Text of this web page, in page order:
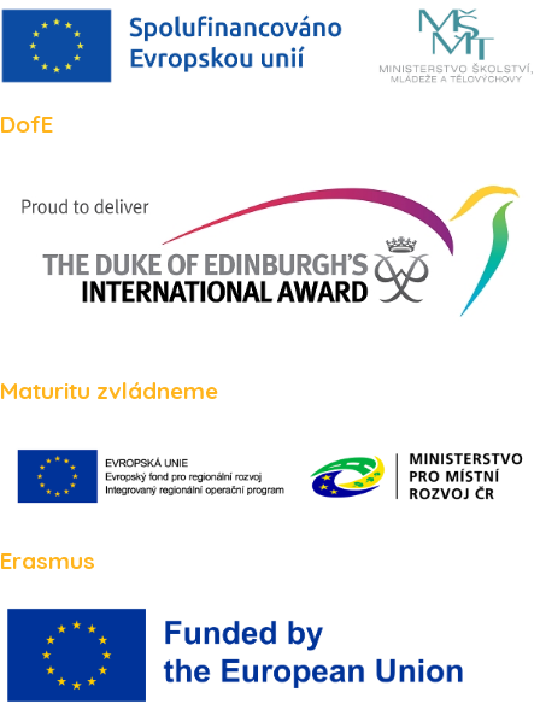
DofE
Maturitu zvládneme
Erasmus